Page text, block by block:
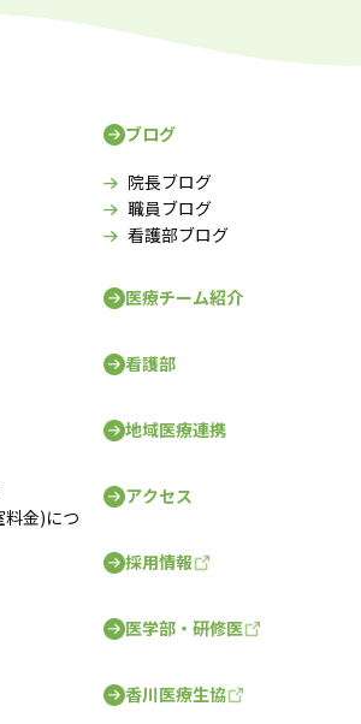
金)につ
ブログ
院長ブログ
職員ブログ
看護部ブログ
医療チーム紹介
看護部
地域医療連携
アクセス
採用情報
医学部・研修医
香川医療生協